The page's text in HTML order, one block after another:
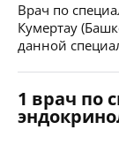
Врач по
Кумертау
данной
1 врач по